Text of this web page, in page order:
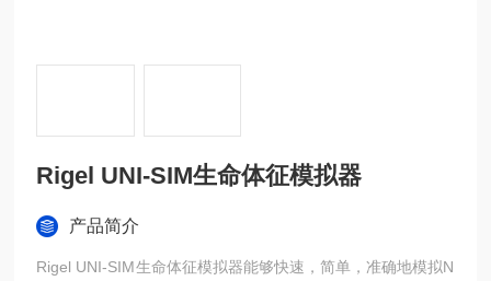
Rigel UNI-SIM生命体征模拟器
产品简介
Rigel UNI-SIM生命体征模拟器能够快速，简单，准确地模拟N